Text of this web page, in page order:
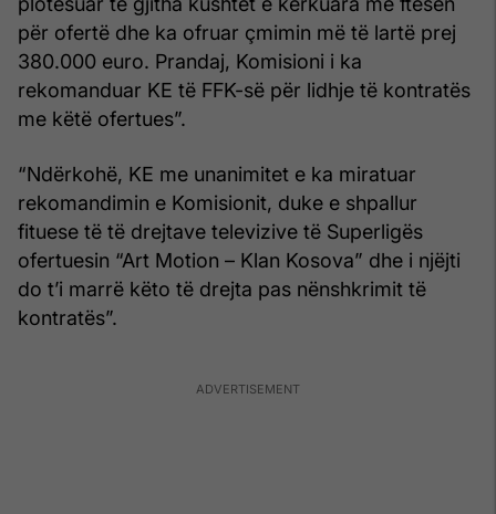
për ofertë dhe ka ofruar çmimin më të lartë prej
380.000 euro. Prandaj, Komisioni i ka
rekomanduar KE të FFK-së për lidhje të kontratës
me këtë ofertues”.
“Ndërkohë, KE me unanimitet e ka miratuar
rekomandimin e Komisionit, duke e shpallur
fituese të të drejtave televizive të Superligës
ofertuesin “Art Motion – Klan Kosova” dhe i njëjti
do t’i marrë këto të drejta pas nënshkrimit të
kontratës”.